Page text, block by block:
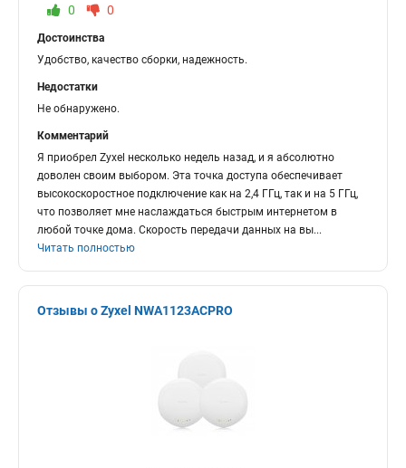
0 0
Достоинства
Удобство, качество сборки, надежность.
Недостатки
Не обнаружено.
Комментарий
Я приобрел Zyxel несколько недель назад, и я абсолютно
доволен своим выбором. Эта точка доступа обеспечивает
высокоскоростное подключение как на 2,4 ГГц, так и на 5 ГГц,
что позволяет мне наслаждаться быстрым интернетом в
любой точке дома. Скорость передачи данных на вы...
Читать полностью
Отзывы о Zyxel NWA1123ACPRO